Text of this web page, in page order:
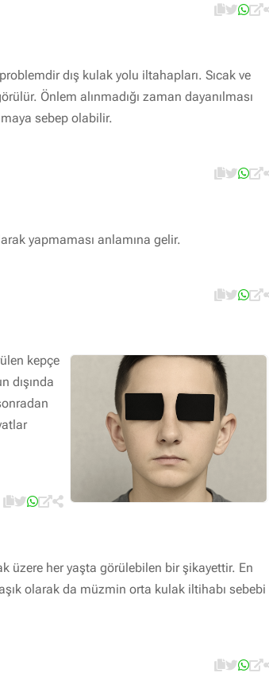
dış kulak yolu iltahapları. Sıcak ve
Önlem alınmadığı zaman dayanılması
sebep olabilir.
yapmaması anlamına gelir.
kepçe
dışında
üzere her yaşta görülebilen bir şikayettir. En
olarak da müzmin orta kulak iltihabı sebebi